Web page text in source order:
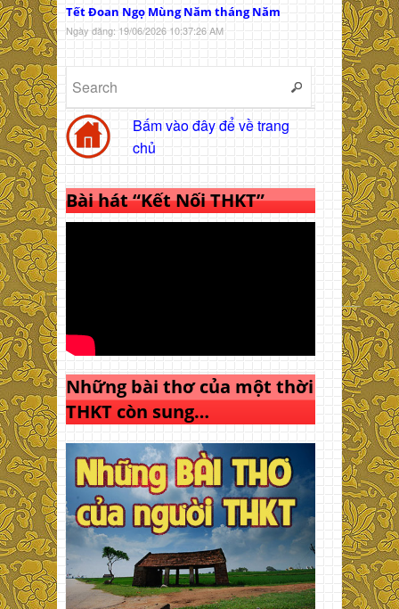
Tết Đoan Ngọ Mùng Năm tháng Năm
Ngày đăng: 19/06/2026 10:37:26 AM
Bấm vào đây để về trang
chủ
Bài hát “Kết Nối THKT”
Những bài thơ của một thời
THKT còn sung…